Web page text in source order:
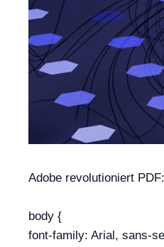
Adobe revolutioniert
body {
font-family: Arial, sans-